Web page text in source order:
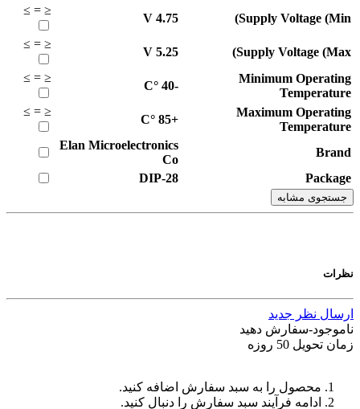
Supply Voltage (Min)
4.75
V
≤
=
≥
Supply Voltage (Max)
5.25
V
≤
=
≥
Minimum Operating
Temperature
-40
°C
≤
=
≥
Maximum Operating
Temperature
+85
°C
≤
=
≥
Brand
Elan Microelectronics
Co
Package
DIP-28
جستجوی مشابه
نظرات
ارسال نظر جدید
ناموجود-سفارش دهید
زمان تحویل 50 روزه
محصول را به سبد سفارش اضافه کنید.
ادامه فرآیند سبد سفارش را دنبال کنید.